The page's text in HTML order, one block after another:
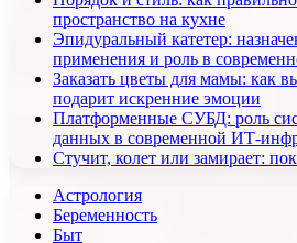
пространство на кухне
Эпидуральный катетер:
применения и роль в
Заказать цветы для мамы: как
подарит искренние эмоции
Платформенные СУБД: роль
данных в современной ИТ-
Стучит, колет или замирает:
Астрология
Беременность
Быт